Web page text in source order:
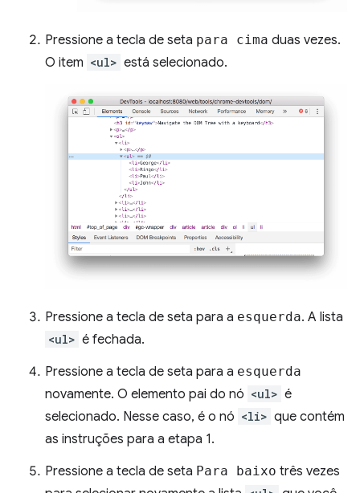
Pressione a tecla de seta para cima duas vezes.
O item <ul> está selecionado.
Pressione a tecla de seta para a esquerda. A lista
<ul> é fechada.
Pressione a tecla de seta para a esquerda
novamente. O elemento pai do nó <ul> é
selecionado. Nesse caso, é o nó <li> que contém
as instruções para a etapa 1.
Pressione a tecla de seta Para baixo três vezes